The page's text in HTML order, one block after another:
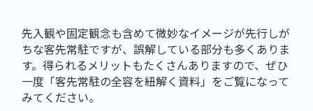
先入観や固定観念も含めて微妙なイメージが先行しが
ちな客先常駐ですが、誤解している部分も多くありま
す。得られるメリットもたくさんありますので、ぜひ
一度「客先常駐の全容を紐解く資料」をご覧になって
みてください。